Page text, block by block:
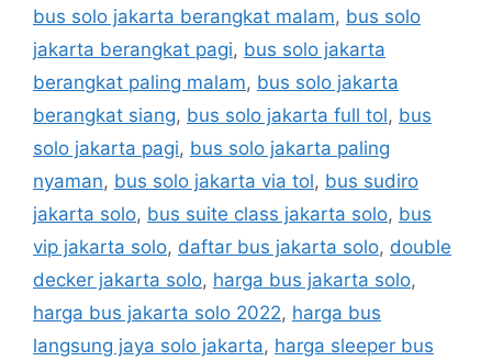
bus solo jakarta berangkat malam, bus solo
jakarta berangkat pagi, bus solo jakarta
berangkat paling malam, bus solo jakarta
berangkat siang, bus solo jakarta full tol, bus
solo jakarta pagi, bus solo jakarta paling
nyaman, bus solo jakarta via tol, bus sudiro
jakarta solo, bus suite class jakarta solo, bus
vip jakarta solo, daftar bus jakarta solo, double
decker jakarta solo, harga bus jakarta solo,
harga bus jakarta solo 2022, harga bus
langsung jaya solo jakarta, harga sleeper bus